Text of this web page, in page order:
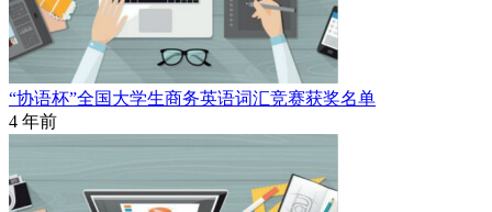
“协语杯”全国大学生商务英语词汇竞赛获奖名单
4 年前